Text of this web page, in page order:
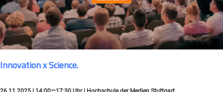
Innovation x Science.